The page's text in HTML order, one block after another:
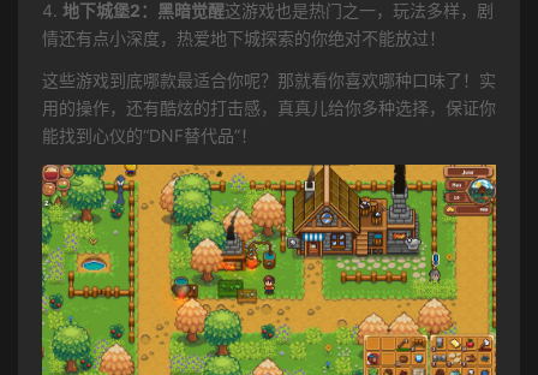
4. 地下城堡2：黑暗觉醒这游戏也是热门之一，玩法多样，剧
情还有点小深度，热爱地下城探索的你绝对不能放过！
这些游戏到底哪款最适合你呢？那就看你喜欢哪种口味了！实
用的操作，还有酷炫的打击感，真真儿给你多种选择，保证你
能找到心仪的“DNF替代品”！